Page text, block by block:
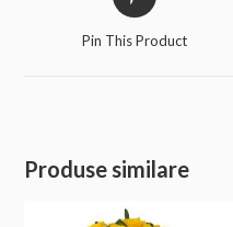
Pin This Product
Produse similare